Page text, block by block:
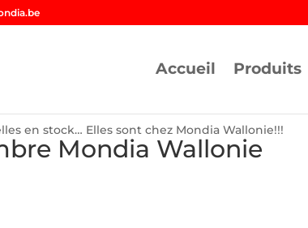
Accueil Produits
Mondia Wallonie
en stock… Elles sont chez Mondia Wallonie!!!